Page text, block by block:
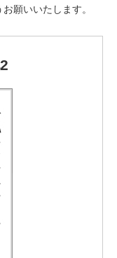
願いいたします。